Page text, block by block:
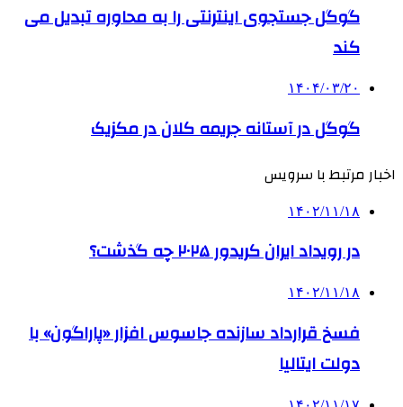
گوگل جستجوی اینترنتی را به محاوره تبدیل می
کند
۱۴۰۴/۰۳/۲۰
گوگل در آستانه جریمه کلان در مکزیک
اخبار مرتبط با سرویس
۱۴۰۲/۱۱/۱۸
در رویداد ایران کریدور ۲۰۲۵ چه گذشت؟
۱۴۰۲/۱۱/۱۸
فسخ قرارداد سازنده جاسوس افزار «پاراگون» با
دولت ایتالیا